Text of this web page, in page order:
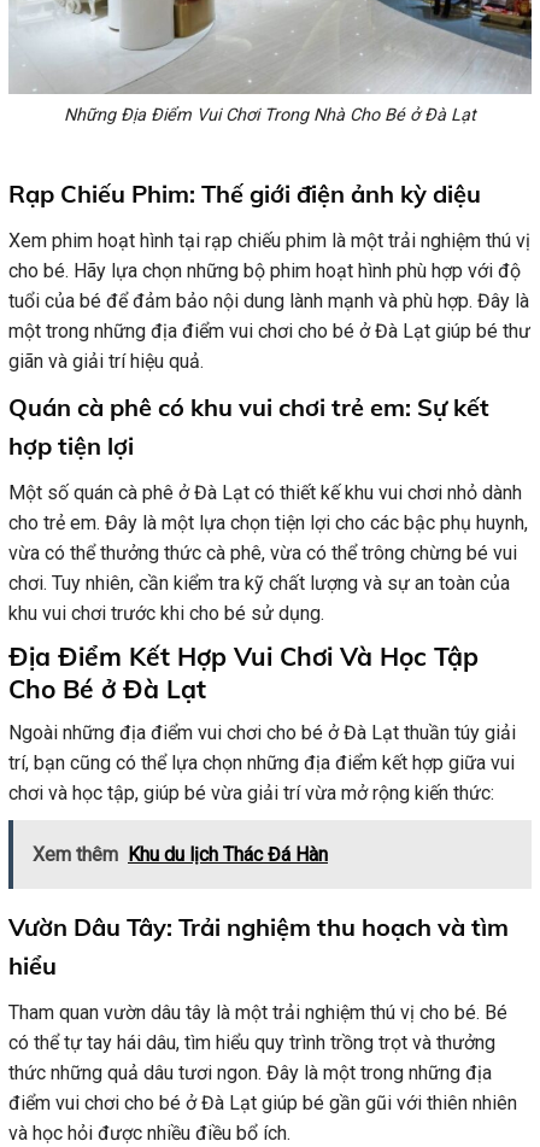
Những Địa Điểm Vui Chơi Trong Nhà Cho Bé ở Đà Lạt
Rạp Chiếu Phim: Thế giới điện ảnh kỳ diệu
Xem phim hoạt hình tại rạp chiếu phim là một trải nghiệm thú vị
cho bé. Hãy lựa chọn những bộ phim hoạt hình phù hợp với độ
tuổi của bé để đảm bảo nội dung lành mạnh và phù hợp. Đây là
một trong những địa điểm vui chơi cho bé ở Đà Lạt giúp bé thư
giãn và giải trí hiệu quả.
Quán cà phê có khu vui chơi trẻ em: Sự kết
hợp tiện lợi
Một số quán cà phê ở Đà Lạt có thiết kế khu vui chơi nhỏ dành
cho trẻ em. Đây là một lựa chọn tiện lợi cho các bậc phụ huynh,
vừa có thể thưởng thức cà phê, vừa có thể trông chừng bé vui
chơi. Tuy nhiên, cần kiểm tra kỹ chất lượng và sự an toàn của
khu vui chơi trước khi cho bé sử dụng.
Địa Điểm Kết Hợp Vui Chơi Và Học Tập
Cho Bé ở Đà Lạt
Ngoài những địa điểm vui chơi cho bé ở Đà Lạt thuần túy giải
trí, bạn cũng có thể lựa chọn những địa điểm kết hợp giữa vui
chơi và học tập, giúp bé vừa giải trí vừa mở rộng kiến thức:
Xem thêm Khu du lịch Thác Đá Hàn
Vườn Dâu Tây: Trải nghiệm thu hoạch và tìm
hiểu
Tham quan vườn dâu tây là một trải nghiệm thú vị cho bé. Bé
có thể tự tay hái dâu, tìm hiểu quy trình trồng trọt và thưởng
thức những quả dâu tươi ngon. Đây là một trong những địa
điểm vui chơi cho bé ở Đà Lạt giúp bé gần gũi với thiên nhiên
và học hỏi được nhiều điều bổ ích.